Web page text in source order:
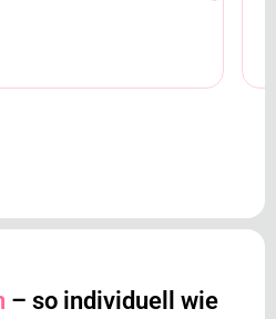
– so individuell wie